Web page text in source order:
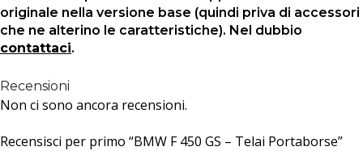
originale nella versione base (quindi priva di accessori
che ne alterino le caratteristiche). Nel dubbio
contattaci.
Recensioni
Non ci sono ancora recensioni.
Recensisci per primo “BMW F 450 GS – Telai Portaborse”